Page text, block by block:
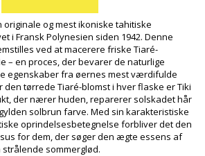
1GDV
8.82oz
& plejeinstrukser
Tiki Shower Gel Monoi Tiki Vanilla
originale og mest ikoniske tahitiske
i Fransk Polynesien siden 1942. Denne
ved at macerere friske Tiaré-
– en proces, der bevarer de naturlige
egenskaber fra øernes mest værdifulde
tørrede Tiaré-blomst i hver flaske er Tiki
der nærer huden, reparerer solskadet hår
solbrun farve. Med sin karakteristiske
oprindelsesbetegnelse forbliver det den
for dem, der søger den ægte essens af
sommerglød.